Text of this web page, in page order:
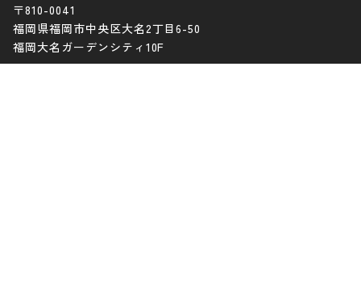
〒810-0041
福岡県福岡市中央区大名2丁目6-50
福岡大名ガーデンシティ10F